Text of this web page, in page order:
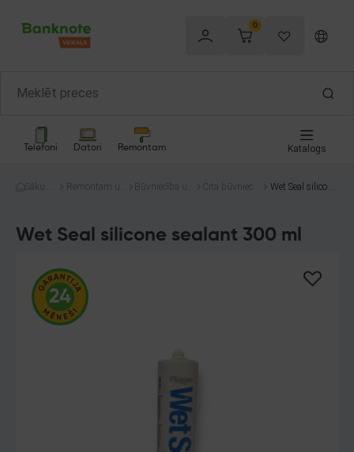
0
Telefoni Datori Remontam Katalogs
Sākum
Remontam un
Būvniecība un
Cita būvniecīb
Wet Seal silicone
Wet Seal silicone sealant 300 ml